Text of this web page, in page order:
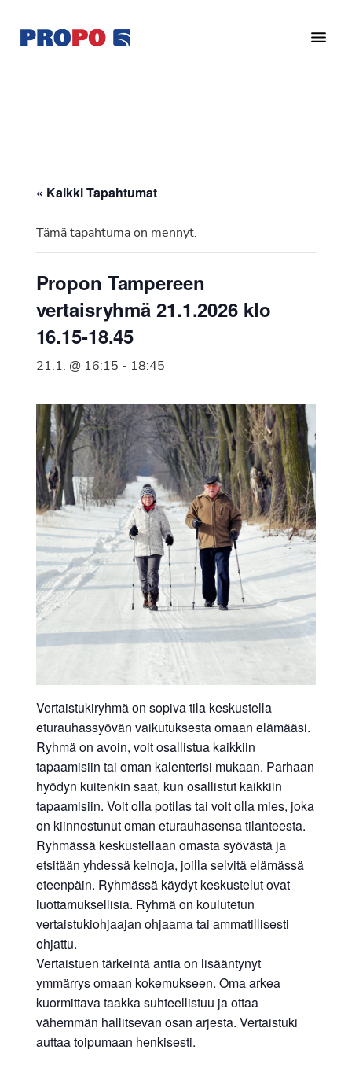
pääsisältöön
alatunnisteeseen
Ry
vuonna
Suomen
Syöpäyhdistyksen
jäsenjärjestö.
« Kaikki Tapahtumat
Tämä tapahtuma on mennyt.
Propon Tampereen
vertaisryhmä 21.1.2026 klo
16.15-18.45
21.1. @ 16:15 - 18:45
Vertaistukiryhmä on sopiva tila keskustella
eturauhassyövän vaikutuksesta omaan elämääsi.
Ryhmä on avoin, voit osallistua kaikkiin
tapaamisiin tai oman kalenterisi mukaan. Parhaan
hyödyn kuitenkin saat, kun osallistut kaikkiin
tapaamisiin. Voit olla potilas tai voit olla mies, joka
on kiinnostunut oman eturauhasensa tilanteesta.
Ryhmässä keskustellaan omasta syövästä ja
etsitään yhdessä keinoja, joilla selvitä elämässä
eteenpäin. Ryhmässä käydyt keskustelut ovat
luottamuksellisia. Ryhmä on koulutetun
vertaistukiohjaajan ohjaama tai ammatillisesti
ohjattu.
Vertaistuen tärkeintä antia on lisääntynyt
ymmärrys omaan kokemukseen. Oma arkea
kuormittava taakka suhteellistuu ja ottaa
vähemmän hallitsevan osan arjesta. Vertaistuki
auttaa toipumaan henkisesti.